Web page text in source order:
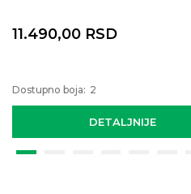
DETALJNIJE
11.490,00 RSD
Dostupno boja: 2